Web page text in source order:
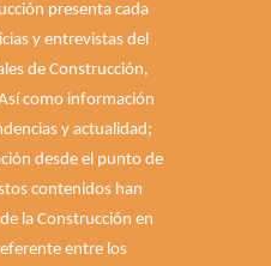
presenta cada
y entrevistas del
de Construcción,
como información
y actualidad;
desde el punto de
contenidos han
la Construcción en
entre los